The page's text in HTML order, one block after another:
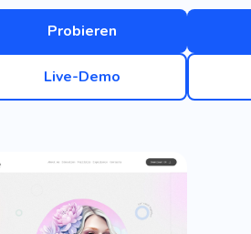
Probieren
Live-Demo